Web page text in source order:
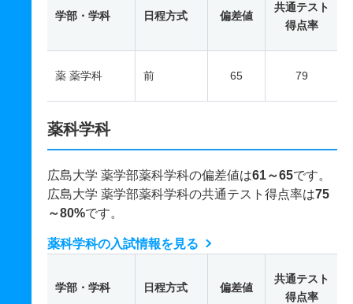
学部・学科 日程方式 偏差値
共通テスト
得点率
薬 薬学科 前 65 79
薬科学科
広島大学 薬学部薬科学科の偏差値は61～65です。
広島大学 薬学部薬科学科の共通テスト得点率は75
～80%です。
薬科学科の入試情報を見る
学部・学科 日程方式 偏差値
共通テスト
得点率